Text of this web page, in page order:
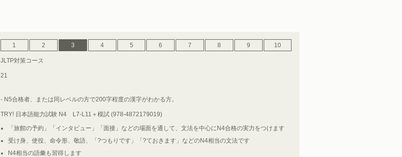
1 2 3 4 5 6 7 8 9 10
JLTP対策コース
21
- N5合格者、または同レベルの方で200字程度の漢字がわかる方。
TRY! 日本語能力試験 N4 L7-L11＋模試 (978-4872179019)
「旅館の予約」「インタビュー」「面接」などの場面を通して、文法を中心にN4合格の実力をつけます
受け身、使役、命令形、敬語、「?つもりです」「?ておきます」などのN4相当の文法です
N4相当の語彙も習得します